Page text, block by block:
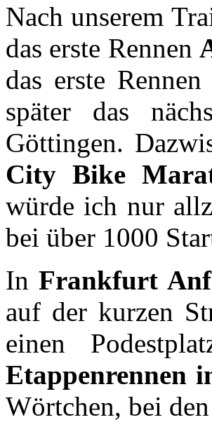
Nach unserem
das erste Rennen
das erste
später das
Göttingen.
City Bike
würde ich nur
bei über 1000
InFrankfurt
auf der kurzen
einen
Etappenrennen
Wörtchen, bei